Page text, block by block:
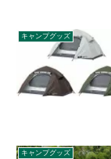
キャンプグッズ
キャンプグッズ